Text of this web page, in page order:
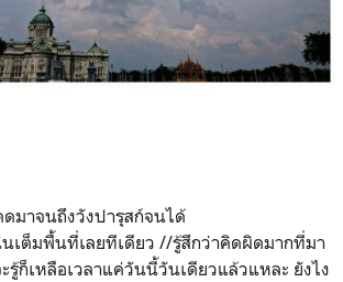
มาจนถึงวังปารุสก์จนได้
เต็มพื้นที่เลยทีเดียว //รู้สึกว่าคิดผิดมากที่มา
รู้ก็เหลือเวลาแค่วันนี้วันเดียวแล้วแหละ ยังไง